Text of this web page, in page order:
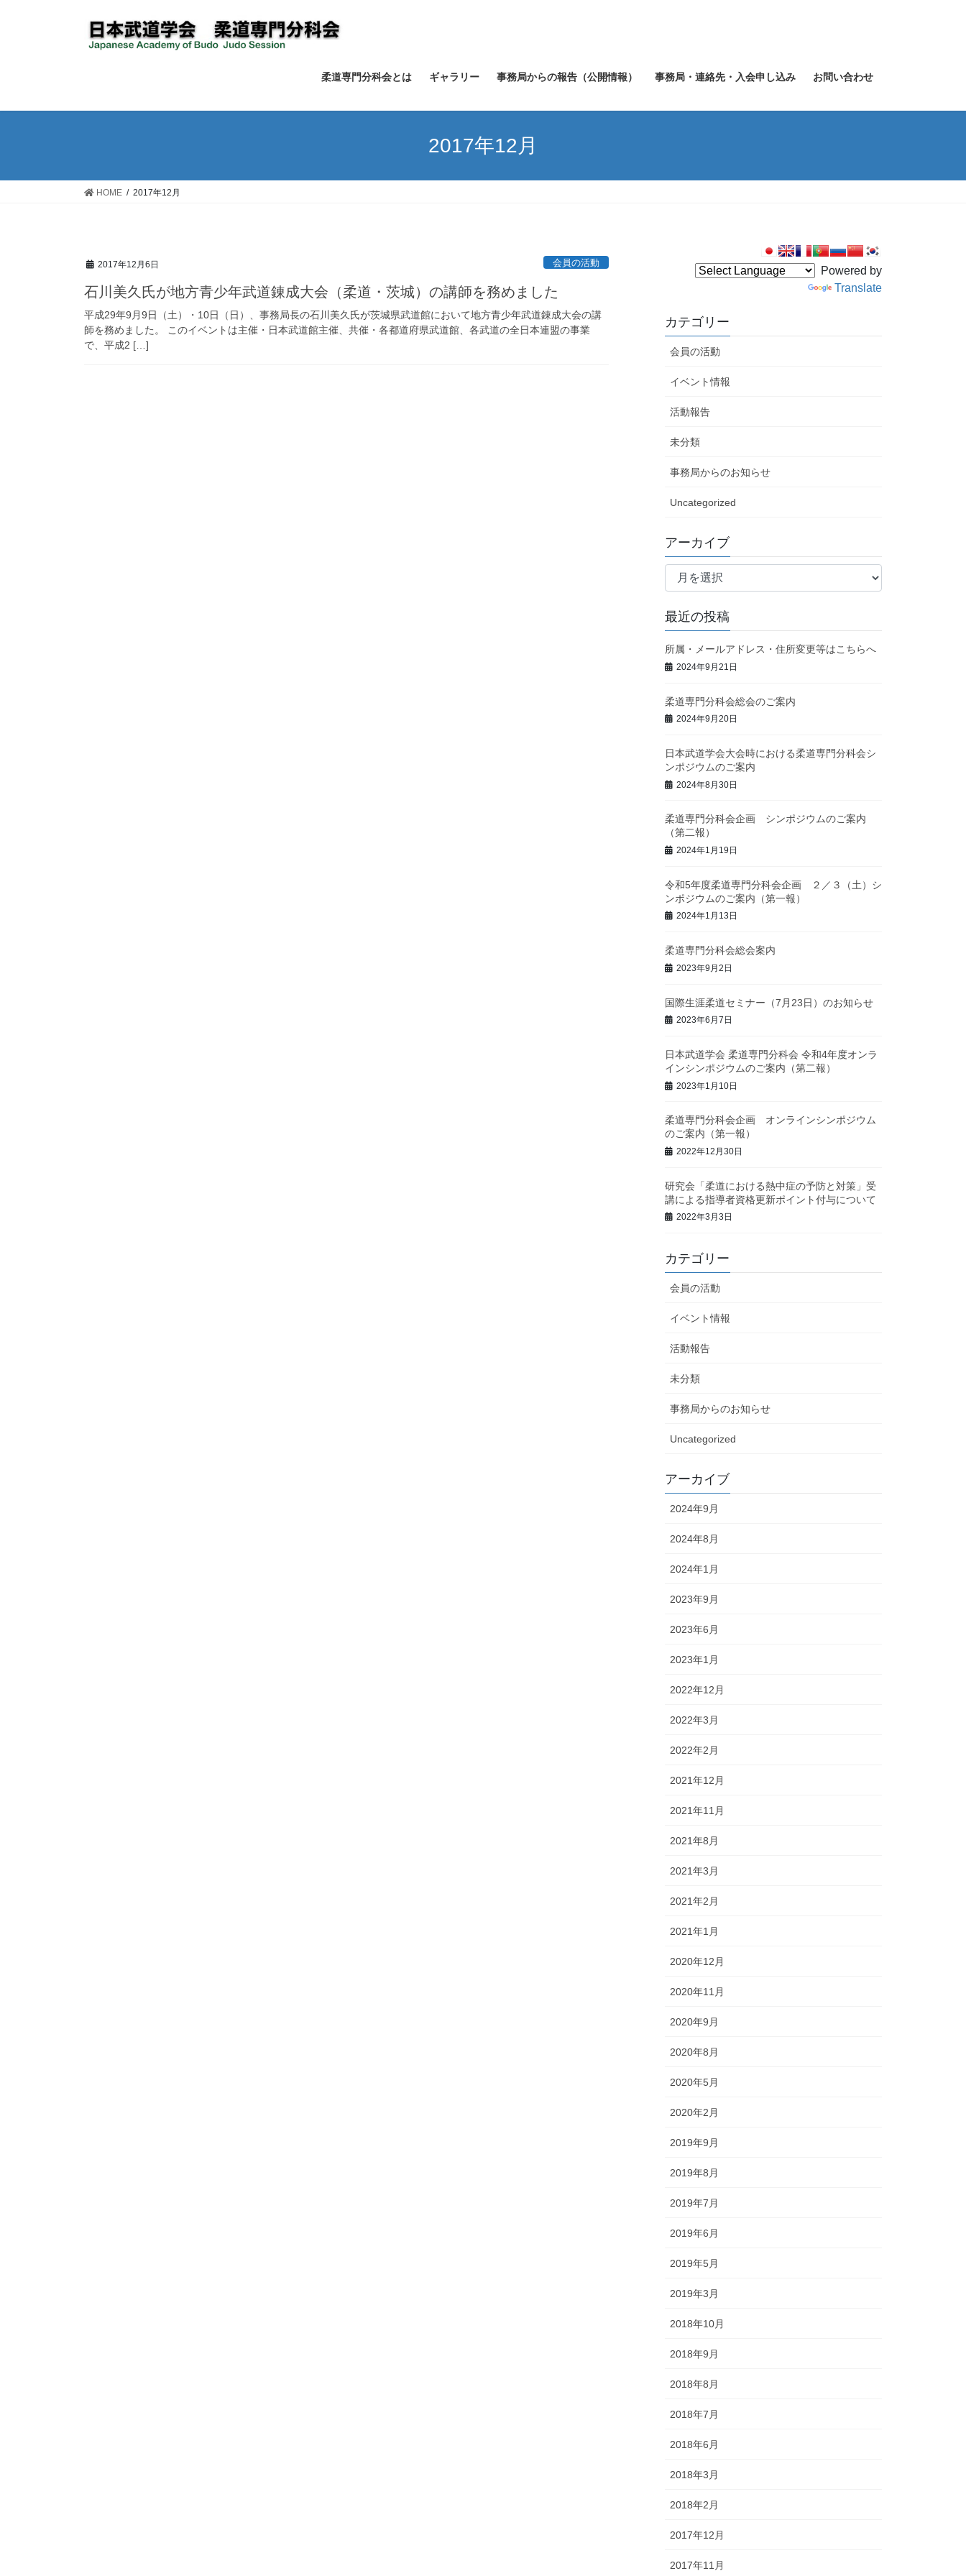
ス
ン
柔道専門分科会とは ギャラリー 事務局からの報告（公開情報） 事務局・連絡先・入会申し込み お問い合わせ
2017年12月
HOME 2017年12月
2017年12月6日 会員の活動
石川美久氏が地方青少年武道錬成大会（柔道・茨城）の講師を務めました
平成29年9月9日（土）・10日（日）、事務局長の石川美久氏が茨城県武道館において地方青少年武道錬成大会の講
師を務めました。 このイベントは主催・日本武道館主催、共催・各都道府県武道館、各武道の全日本連盟の事業
で、平成2 […]
Powered by
Translate
カテゴリー
会員の活動
イベント情報
活動報告
未分類
事務局からのお知らせ
Uncategorized
アーカイブ
ア
イ
ブ
最近の投稿
所属・メールアドレス・住所変更等はこちらへ
2024年9月21日
柔道専門分科会総会のご案内
2024年9月20日
日本武道学会大会時における柔道専門分科会シ
ンポジウムのご案内
2024年8月30日
柔道専門分科会企画 シンポジウムのご案内
（第二報）
2024年1月19日
令和5年度柔道専門分科会企画 ２／３（土）シ
ンポジウムのご案内（第一報）
2024年1月13日
柔道専門分科会総会案内
2023年9月2日
国際生涯柔道セミナー（7月23日）のお知らせ
2023年6月7日
日本武道学会 柔道専門分科会 令和4年度オンラ
インシンポジウムのご案内（第二報）
2023年1月10日
柔道専門分科会企画 オンラインシンポジウム
のご案内（第一報）
2022年12月30日
研究会「柔道における熱中症の予防と対策」受
講による指導者資格更新ポイント付与について
2022年3月3日
カテゴリー
会員の活動
イベント情報
活動報告
未分類
事務局からのお知らせ
Uncategorized
アーカイブ
2024年9月
2024年8月
2024年1月
2023年9月
2023年6月
2023年1月
2022年12月
2022年3月
2022年2月
2021年12月
2021年11月
2021年8月
2021年3月
2021年2月
2021年1月
2020年12月
2020年11月
2020年9月
2020年8月
2020年5月
2020年2月
2019年9月
2019年8月
2019年7月
2019年6月
2019年5月
2019年3月
2018年10月
2018年9月
2018年8月
2018年7月
2018年6月
2018年3月
2018年2月
2017年12月
2017年11月